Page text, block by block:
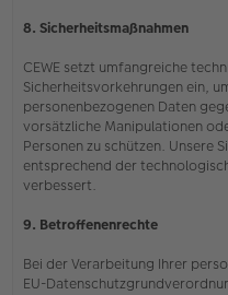
8. Sicherheitsmaßnahmen
CEWE setzt umfangreiche
Sicherheitsvorkehrungen ein,
personenbezogenen Daten
vorsätzliche Manipulationen
Personen zu schützen. Unsere
entsprechend der
verbessert.
9. Betroffenenrechte
Bei der Verarbeitung Ihrer
EU-